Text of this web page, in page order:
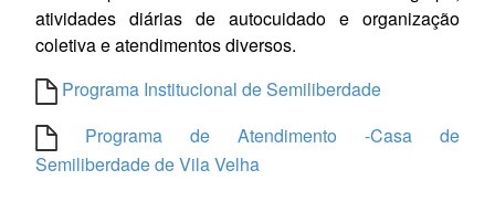
atividades diárias de autocuidado e organização
coletiva e atendimentos diversos.
Programa Institucional de Semiliberdade
Programa de Atendimento -Casa de
Semiliberdade de Vila Velha